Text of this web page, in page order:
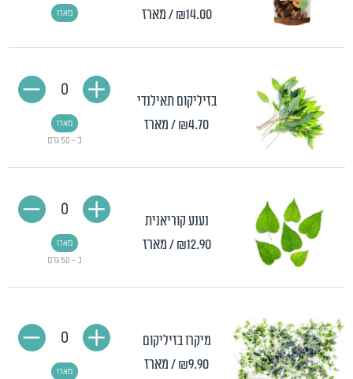
₪14.00 / מארז מארז
בזיליקום תאילנדי
₪4.70/ מארז
כ - 50 גרם
מארז
0
נענע קוריאנית
₪12.90 / מארז
כ - 50 גרם
מארז
0
מיקרו בזיליקום
₪9.90/ מארז מארז
0